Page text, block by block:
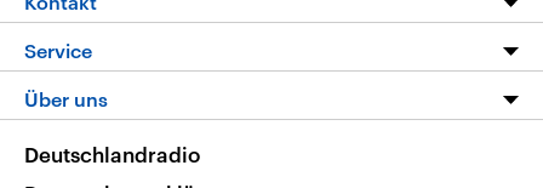
Die Nachrichten
Nachrichtenleicht
Neue Beiträge auf dlf.de
Podcasts
Deutschlandfunk App
Nachrichten App
Hörerservice
Service
FAQ
Veranstaltungen
Über uns
Deutschlandradio